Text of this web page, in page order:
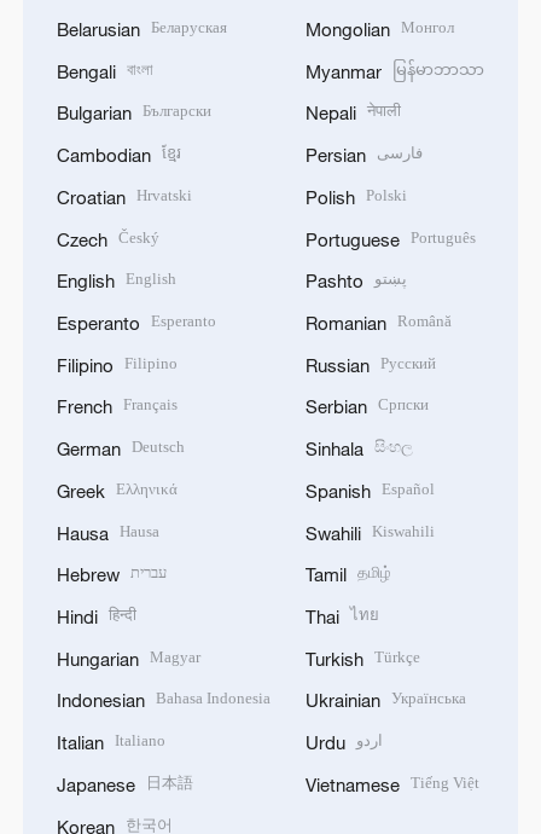
Belarusian Беларуская
Bengali বাংলা
Bulgarian Български
Cambodian ខ្មែរ
Croatian Hrvatski
Czech Český
English English
Esperanto Esperanto
Filipino Filipino
French Français
German Deutsch
Greek Ελληνικά
Hausa Hausa
Hebrew עברית
Hindi हिन्दी
Hungarian Magyar
Indonesian Bahasa Indonesia
Italian Italiano
Japanese 日本語
Korean 한국어
Mongolian Монгол
Myanmar မြန်မာဘာသာ
Nepali नेपाली
Persian فارسی
Polish Polski
Portuguese Português
Pashto پښتو
Romanian Română
Russian Русский
Serbian Српски
Sinhala සිංහල
Spanish Español
Swahili Kiswahili
Tamil தமிழ்
Thai ไทย
Turkish Türkçe
Ukrainian Українська
Urdu اردو
Vietnamese Tiếng Việt